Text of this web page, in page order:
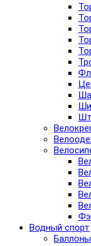
Водный спорт
Баллоны